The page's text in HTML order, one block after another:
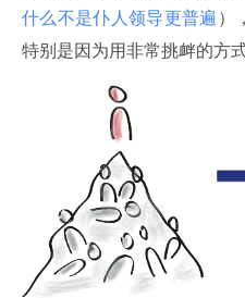
什么不是仆人领导更普遍 ）
特别是因为用非常挑衅的方